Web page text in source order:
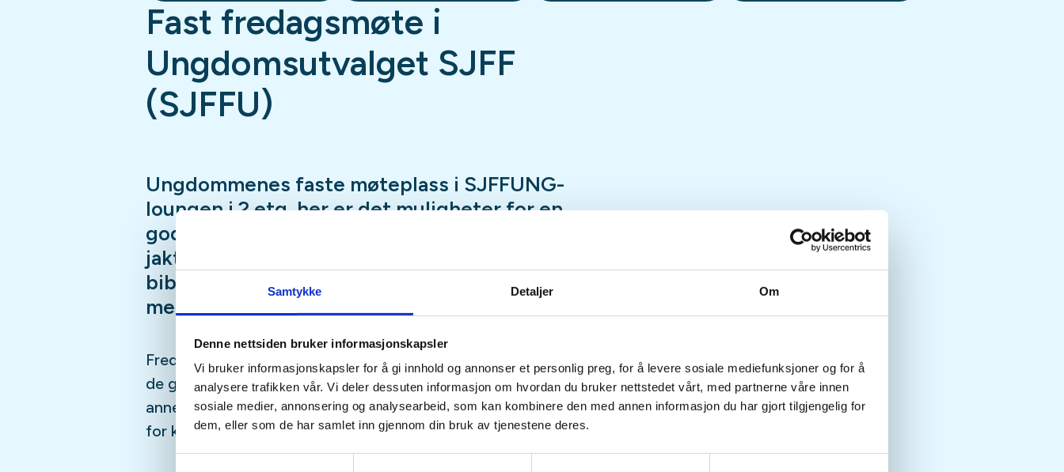
Samtykke Detaljer Om
Denne nettsiden bruker informasjonskapsler
Vi bruker informasjonskapsler for å gi innhold og annonser et personlig preg, for å levere sosiale mediefunksjoner og for å
analysere trafikken vår. Vi deler dessuten informasjon om hvordan du bruker nettstedet vårt, med partnerne våre innen
sosiale medier, annonsering og analysearbeid, som kan kombinere den med annen informasjon du har gjort tilgjengelig for
dem, eller som de har samlet inn gjennom din bruk av tjenestene deres.
Fast fredagsmøte i
Ungdomsutvalget SJFF
(SJFFU)
Ungdommenes faste møteplass i SJFFUNG-
loungen i 2.etg, her er det muligheter for en
god prat i godt selskap, luftgeværskyting,
jaktsimulator, biljard, en tur innom utvalgets
bibliotek, Podcast-innspilling og mye, mye
mer
Fredagsmøtene er fast, hver fredag hele året med unntak av
de gangene vi er borte på fisketurer, hytteturer, jakt eller
annet moro, følg med i aktivitetskalender og på sosiale medier
for kommende aktiviteter!